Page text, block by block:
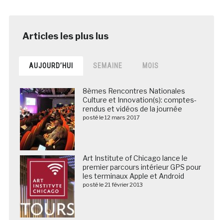
AUJOURD’HUI SEMAINE MOIS
8èmes Rencontres Nationales
Culture et Innovation(s): comptes-
rendus et vidéos de la journée
posté le 12 mars 2017
Art Institute of Chicago lance le
premier parcours intérieur GPS pour
les terminaux Apple et Android
posté le 21 février 2013